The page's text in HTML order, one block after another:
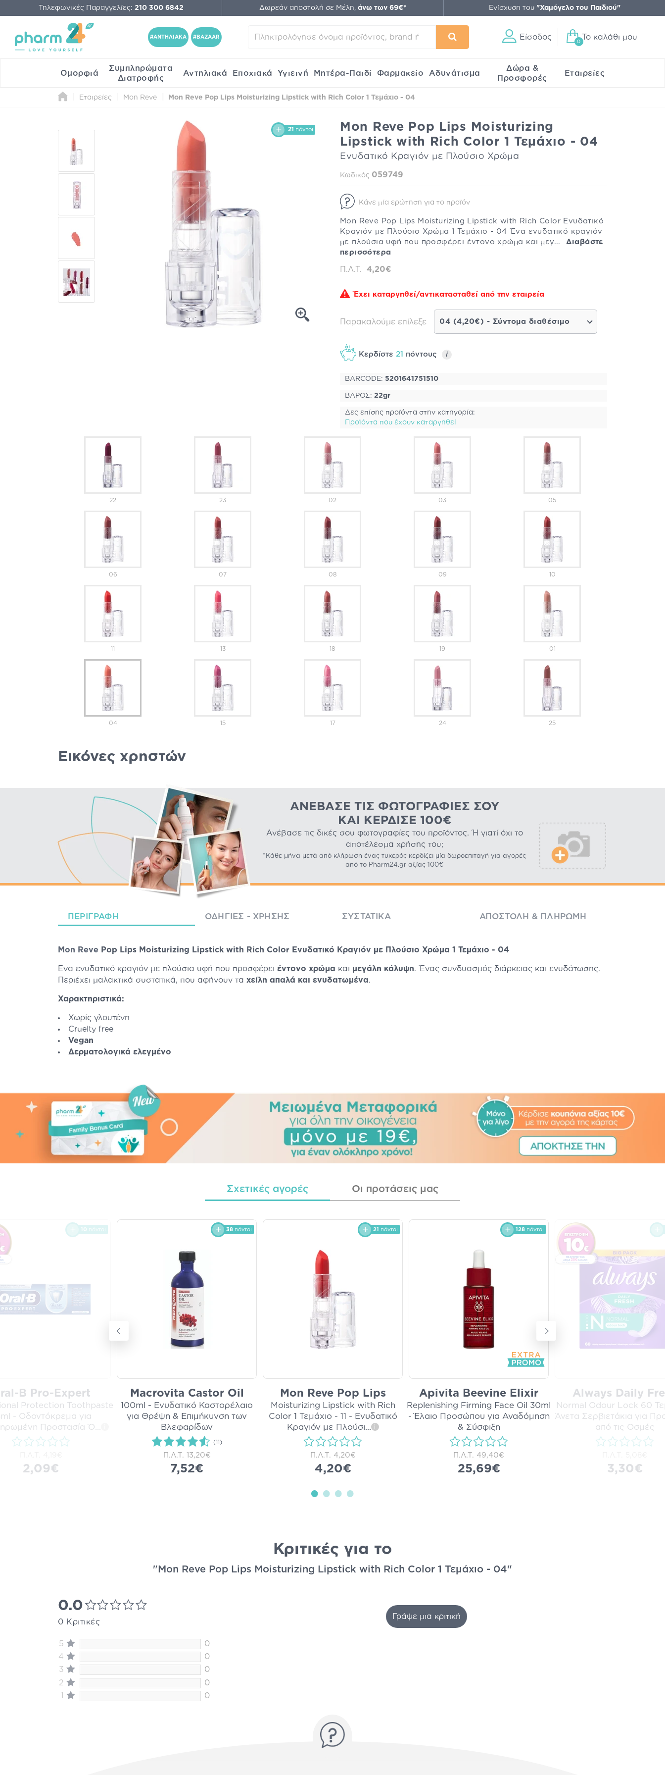
Τηλεφωνικές Παραγγελίες: 210 300 6842 Δωρεάν αποστολή σε Μέλη, άνω των 69€* Ενίσχυση του "Χαμόγελο του Παιδιού"
#ΑΝΤΗΛΙΑΚΑ #BAZAAR Είσοδος
0
Το καλάθι μου
Ομορφιά
Συμπληρώματα
Διατροφής
Αντηλιακά Εποχιακά Υγιεινή Μητέρα-Παιδί Φαρμακείο Αδυνάτισμα
Δώρα &
Προσφορές
Εταιρείες
Εταιρείες Mon Reve Mon Reve Pop Lips Moisturizing Lipstick with Rich Color 1 Τεμάχιο - 04
21 πόντοι
Mon Reve Pop Lips Moisturizing
Lipstick with Rich Color 1 Τεμάχιο - 04
Ενυδατικό Κραγιόν με Πλούσιο Χρώμα
Κωδικός 059749
Κάνε μία ερώτηση για το προϊόν
Mon Reve Pop Lips Moisturizing Lipstick with Rich Color Ενυδατικό
Κραγιόν με Πλούσιο Χρώμα 1 Τεμάχιο - 04 Ένα ενυδατικό κραγιόν
με πλούσια υφή που προσφέρει έντονο χρώμα και μεγ... Διαβάστε
περισσότερα
Π.Λ.Τ. 4,20€
Έχει καταργηθεί/αντικατασταθεί από την εταιρεία
Παρακαλούμε επίλεξε 04 (4,20€) - Σύντομα διαθέσιμο
Κερδίστε 21 πόντους i
BARCODE: 5201641751510
ΒΑΡΟΣ: 22gr
Δες επίσης προϊόντα στην κατηγορία:
Προϊόντα που έχουν καταργηθεί
22 23 02 03 05
06 07 08 09 10
11 13 18 19 01
04 15 17 24 25
Εικόνες χρηστών
ΑΝΈΒΑΣΕ ΤΙΣ ΦΩΤΟΓΡΑΦΊΕΣ ΣΟΥ
ΚΑΙ ΚΈΡΔΙΣΕ 100€
Ανέβασε τις δικές σου φωτογραφίες του προϊόντος. Ή γιατί όχι το
αποτέλεσμα χρήσης του;
*Κάθε μήνα μετά από κλήρωση ένας τυχερός κερδίζει μία δωροεπιταγή για αγορές
από το Pharm24.gr αξίας 100€
ΠΕΡΙΓΡΑΦΉ ΟΔΗΓΊΕΣ - ΧΡΉΣΗΣ ΣΥΣΤΑΤΙΚΆ ΑΠΟΣΤΟΛΉ & ΠΛΗΡΩΜΉ
Mon Reve Pop Lips Moisturizing Lipstick with Rich Color Ενυδατικό Κραγιόν με Πλούσιο Χρώμα 1 Τεμάχιο - 04
Ένα ενυδατικό κραγιόν με πλούσια υφή που προσφέρει έντονο χρώμα και μεγάλη κάλυψη. Ένας συνδυασμός διάρκειας και ενυδάτωσης.
Περιέχει μαλακτικά συστατικά, που αφήνουν τα χείλη απαλά και ενυδατωμένα.
Χαρακτηριστικά:
Χωρίς γλουτένη
Cruelty free
Vegan
Δερματολογικά ελεγμένο
Σχετικές αγορές Οι προτάσεις μας
10 πόντοι
B Pro-Expert
Protection Toothpaste
- Οδοντόκρεμα για
Προστασία Ό
2,09€
38 πόντοι
Macrovita Castor Oil
100ml - Ενυδατικό Καστορέλαιο
για Θρέψη & Επιμήκυνση των
Βλεφαρίδων
(11)
Π.Λ.Τ. 13,20€
7,52€
21 πόντοι
Mon Reve Pop Lips
Moisturizing Lipstick with Rich
Color 1 Τεμάχιο - 11 - Ενυδατικό
Κραγιόν με Πλούσι... i
Π.Λ.Τ. 4,20€
4,20€
128 πόντοι
Apivita Beevine Elixir
Replenishing Firming Face Oil 30ml
- Έλαιο Προσώπου για Αναδόμηση
& Σύσφιξη
Π.Λ.Τ. 49,40€
25,69€
Always Daily
Normal Odour Lock 60
Άνετα Σερβιετάκια για
από τις Οσμές
3,30€
Κριτικές για το
"Mon Reve Pop Lips Moisturizing Lipstick with Rich Color 1 Τεμάχιο - 04"
0.0
0 Κριτικές
5
0
4
0
3
0
2
0
1
0
Γράψε μια κριτική